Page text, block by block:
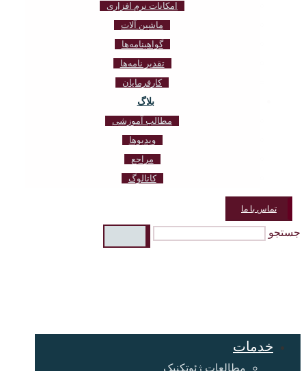
امکانات نرم افزاری
ماشین آلات
گواهینامه‌ها
تقدیر نامه‌ها
کارفرمایان
بلاگ
مطالب آموزشی
ویدیوها
مراجع
کاتالوگ
تماس با ما
جستجو
خدمات
مطالعات ژئوتکنیک